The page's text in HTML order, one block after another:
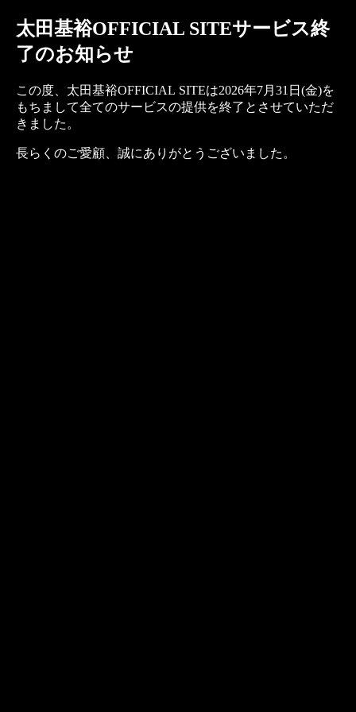
太田基裕OFFICIAL SITEサービス終
了のお知らせ
この度、太田基裕OFFICIAL SITEは2026年7月31日(金)を
もちまして全てのサービスの提供を終了とさせていただ
きました。
長らくのご愛顧、誠にありがとうございました。